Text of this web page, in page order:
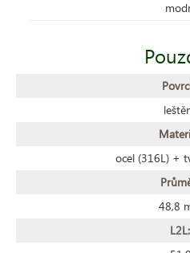
ocel (316L) +
48,8
L2L: